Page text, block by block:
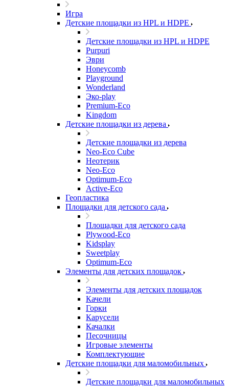
Игра
Детские площадки из HPL и HDPE
Детские площадки из HPL и HDPE
Purpuri
Эври
Honeycomb
Playground
Wonderland
Эко-play
Premium-Eco
Kingdom
Детские площадки из дерева
Детские площадки из дерева
Neo-Eco Cube
Неотерик
Neo-Eco
Оptimum-Еco
Active-Eco
Геопластика
Площадки для детского сада
Площадки для детского сада
Plywood-Eco
Kidsplay
Sweetplay
Оptimum-Еco
Элементы для детских площадок
Элементы для детских площадок
Качели
Горки
Карусели
Качалки
Песочницы
Игровые элементы
Комплектующие
Детские площадки для маломобильных
Детские площадки для маломобильных